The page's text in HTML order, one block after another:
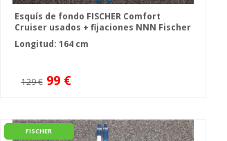
Esquís de fondo FISCHER Comfort
Cruiser usados + fijaciones NNN Fischer
IFPL
Longitud: 164 cm
129 € 99 €
FISCHER